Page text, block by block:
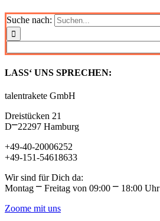
Suche nach:
LASS‘ UNS SPRECHEN:
talentrakete GmbH
Dreistücken 21
D⎻22297 Hamburg
+49-40-20006252
+49-151-54618633
Wir sind für Dich da:
Montag ⎻ Freitag von 09:00 ⎻ 18:00 Uhr
Zoome mit uns